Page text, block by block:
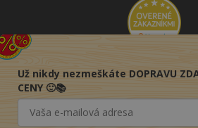
Už nikdy nezmeškáte DOPRAVU
CENY 🙂📚